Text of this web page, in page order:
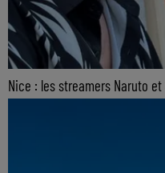
Nice : les streamers Naruto